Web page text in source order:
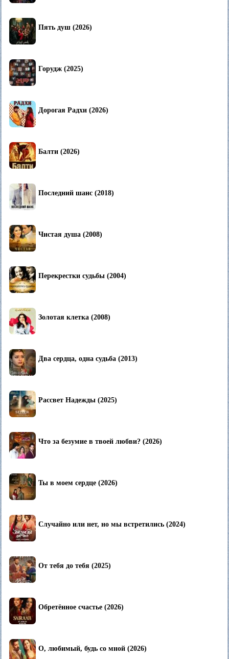
Пять душ (2026)
Горудж (2025)
Дорогая Радхи (2026)
Балти (2026)
Последний шанс (2018)
Чистая душа (2008)
Перекрестки судьбы (2004)
Золотая клетка (2008)
Два сердца, одна судьба (2013)
Рассвет Надежды (2025)
Что за безумие в твоей любви? (2026)
Ты в моем сердце (2026)
Случайно или нет, но мы встретились (2024)
От тебя до тебя (2025)
Обретённое счастье (2026)
О, любимый, будь со мной (2026)